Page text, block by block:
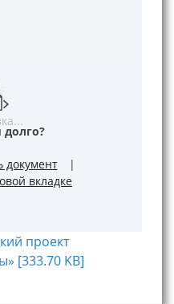
документ
|
вкладке
проект
[333.70 KB]